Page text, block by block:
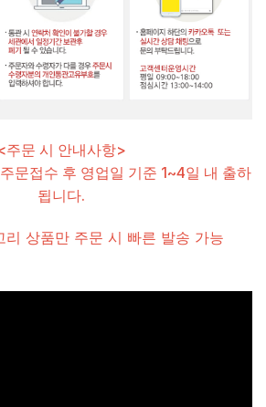
주문 시 안내사항>
문접수 후 영업일 기준 1~4일 내 출하
됩니다.
리 상품만 주문 시 빠른 발송 가능